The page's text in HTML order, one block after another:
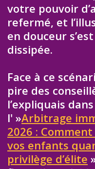
votre pouvoir
refermé, et
en douceur
dissipée.
Face à ce
pire des
l’expliquais
l' »Arbitrage
2026 :
vos enfants
privilège d’élite